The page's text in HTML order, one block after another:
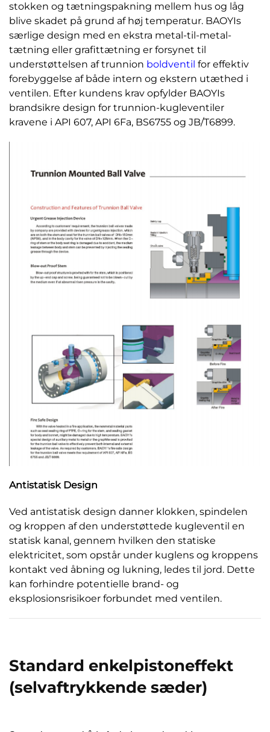
stokken og tætningspakning mellem hus og låg
blive skadet på grund af høj temperatur. BAOYIs
særlige design med en ekstra metal-til-metal-
tætning eller grafittætning er forsynet til
understøttelsen af trunnion boldventil for effektiv
forebyggelse af både intern og ekstern utæthed i
ventilen. Efter kundens krav opfylder BAOYIs
brandsikre design for trunnion-kugleventiler
kravene i API 607, API 6Fa, BS6755 og JB/T6899.
Antistatisk Design
Ved antistatisk design danner klokken, spindelen
og kroppen af den understøttede kugleventil en
statisk kanal, gennem hvilken den statiske
elektricitet, som opstår under kuglens og kroppens
kontakt ved åbning og lukning, ledes til jord. Dette
kan forhindre potentielle brand- og
eksplosionsrisikoer forbundet med ventilen.
Standard enkelpistoneffekt
(selvaftrykkende sæder)